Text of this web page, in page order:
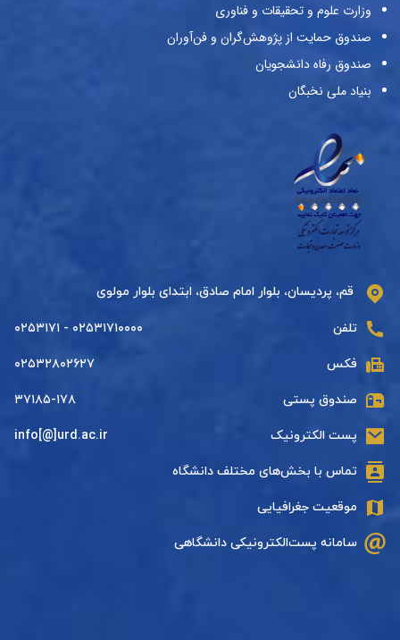
وزارت علوم و تحقیقات و فناوری
صندوق حمایت از پژوهش‌گران و فن‌آوران
صندوق رفاه دانشجویان
بنیاد ملی نخبگان
قم، پردیسان، بلوار امام صادق، ابتدای بلوار مولوی
تلفن ۰۲۵۳۱۷۱۰۰۰۰ - ۰۲۵۳۱۷۱
فکس ۰۲۵۳۲۸۰۲۶۲۷
صندوق پستی ۳۷۱۸۵-۱۷۸
پست الکترونیک info[@]urd.ac.ir
تماس با بخش‌های مختلف دانشگاه
موقعیت جغرافیایی
سامانه پست‌الکترونیکی دانشگاهی